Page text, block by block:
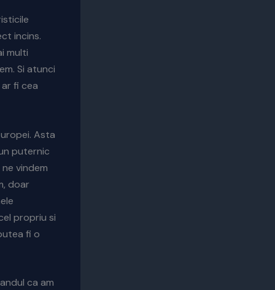
incins.
multi
Si atunci
fi cea
Asta
puternic
vindem
doar
propriu si
fi o
ca am